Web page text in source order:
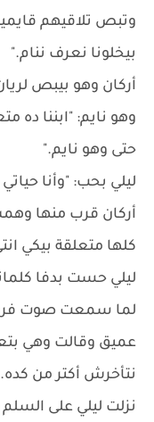
وتبص تلاقيهم
بيخلونا نعرف ننام."
أركان وهو بيبص
وهو نايم: "ابننا ده
حتى وهو نايم."
ليلي بحب: "وأنا
أركان قرب منها
كلها متعلقة بيكي
ليلي حست بدفا
لما سمعت صوت
عميق وقالت وهي
نتأخرش أكتر من
نزلت ليلي على